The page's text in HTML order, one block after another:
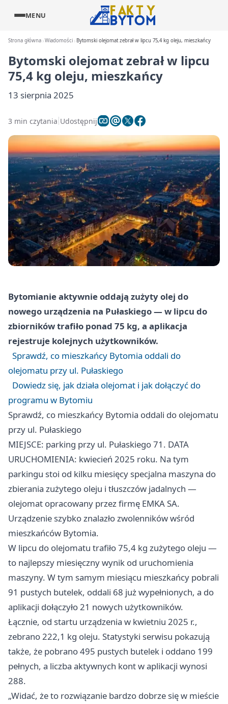
MENU
Strona główna Wiadomości Bytomski olejomat zebrał w lipcu 75,4 kg oleju, mieszkańcy
Bytomski olejomat zebrał w lipcu
75,4 kg oleju, mieszkańcy
13 sierpnia 2025
3 min czytania Udostępnij
Bytomianie aktywnie oddają zużyty olej do
nowego urządzenia na Pułaskiego — w lipcu do
zbiorników trafiło ponad 75 kg, a aplikacja
rejestruje kolejnych użytkowników.
Sprawdź, co mieszkańcy Bytomia oddali do
olejomatu przy ul. Pułaskiego
Dowiedz się, jak działa olejomat i jak dołączyć do
programu w Bytomiu
Sprawdź, co mieszkańcy Bytomia oddali do olejomatu
przy ul. Pułaskiego
MIEJSCE: parking przy ul. Pułaskiego 71. DATA
URUCHOMIENIA: kwiecień 2025 roku. Na tym
parkingu stoi od kilku miesięcy specjalna maszyna do
zbierania zużytego oleju i tłuszczów jadalnych —
olejomat opracowany przez firmę EMKA SA.
Urządzenie szybko znalazło zwolenników wśród
mieszkańców Bytomia.
W lipcu do olejomatu trafiło 75,4 kg zużytego oleju —
to najlepszy miesięczny wynik od uruchomienia
maszyny. W tym samym miesiącu mieszkańcy pobrali
91 pustych butelek, oddali 68 już wypełnionych, a do
aplikacji dołączyło 21 nowych użytkowników.
Łącznie, od startu urządzenia w kwietniu 2025 r.,
zebrano 222,1 kg oleju. Statystyki serwisu pokazują
także, że pobrano 495 pustych butelek i oddano 199
pełnych, a liczba aktywnych kont w aplikacji wynosi
288.
„Widać, że to rozwiązanie bardzo dobrze się w mieście